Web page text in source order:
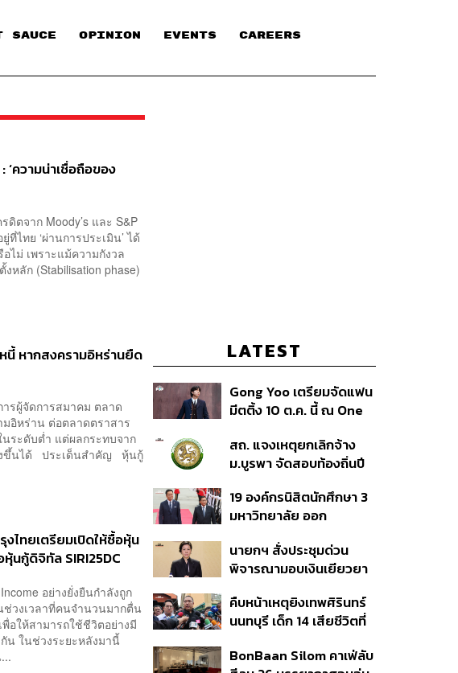
SAUCE​ OPINION EVENTS CAREERS
ความน่าเชื่อถือของ
ตจาก Moody’s และ S&P
ไทย ‘ผ่านการประเมิน’ ได้
ไม่ เพราะแม้ความกังวล
หลัก (Stabilisation phase)
นี้ หากสงครามอิหร่านยืด
รผู้จัดการสมาคม ตลาด
มอิหร่าน ต่อตลาดตราสาร
นระดับต่ำ แต่ผลกระทบจาก
งขึ้นได้ ประเด็นสำคัญ หุ้นกู้
ไทยเตรียมเปิดให้ซื้อหุ้น
นกู้ดิจิทัล SIRI25DC
อย่างยั่งยืนกำลังถูก
ช่วงเวลาที่คนจำนวนมากตื่น
อให้สามารถใช้ชีวิตอย่างมี
น ในช่วงระยะหลังมานี้
LATEST
Gong Yoo เตรียมจัดแฟน
มีตติ้ง 10 ต.ค. นี้ ณ One
สถ. แจงเหตุยกเลิกจ้าง
ม.บูรพา จัดสอบท้องถิ่นปี
19 องค์กรนิสิตนักศึกษา 3
มหาวิทยาลัย ออก
รัฐบาลต้อนรับ ‘มิน อ่อง
หล่าย’
นายกฯ สั่งประชุมด่วน
พิจารณามอบเงินเยียวยา
ลบ. ทุพพลภาพ 7 แสนบาท
บาดเจ็บสาหัส 2 แสนบาท
บาท
คืบหน้าเหตุยิงเทพศิรินทร์
นนทบุรี เด็ก 14 เสียชีวิตที่
เสียชีวิต 5 ราย เจ็บ 22
BonBaan Silom คาเฟ่ลับ